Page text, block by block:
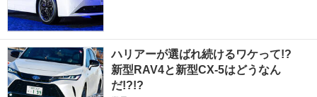
ハリアーが選ばれ続けるワケって!?
新型RAV4と新型CX-5はどうなん
だ!?!?